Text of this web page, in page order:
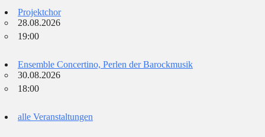
Projektchor
28.08.2026
19:00
Ensemble Concertino, Perlen der Barockmusik
30.08.2026
18:00
alle Veranstaltungen